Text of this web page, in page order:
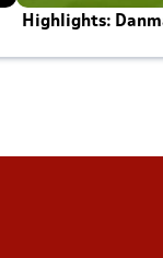
Highlights: